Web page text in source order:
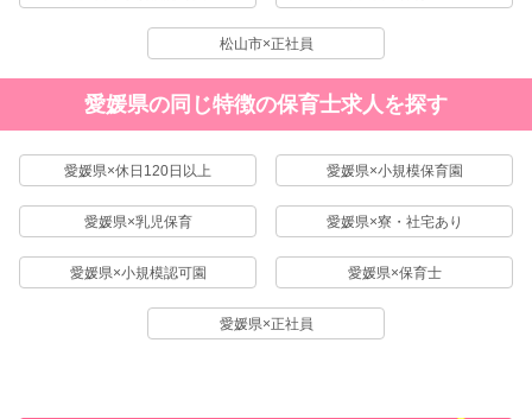
松山市×正社員
愛媛県の同じ特徴の保育士求人を探す
愛媛県×休日120日以上 愛媛県×小規模保育園
愛媛県×乳児保育 愛媛県×寮・社宅あり
愛媛県×小規模認可園 愛媛県×保育士
愛媛県×正社員